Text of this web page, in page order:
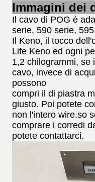
Immagini dei
Il cavo di POG è
serie, 590 serie,
Il Keno, il tocco
Life Keno ed ogni
1,2 chilogrammi, se
cavo, invece di
possono
compri il di piastra
giusto. Poi potete
non l'intero wire.so
comprare i corredi
potete contattarci.